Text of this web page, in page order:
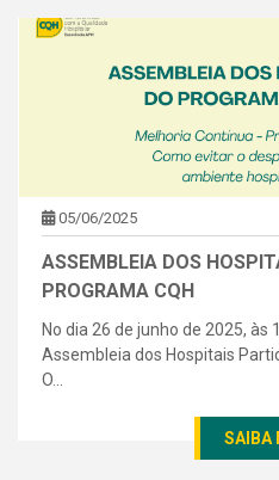
05/06/2025
ASSEMBLEIA DOS
PROGRAMA CQH
No dia 26 de junho de 2025, às
Assembleia dos Hospitais
O...
SAIBA